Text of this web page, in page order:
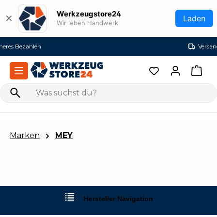
Zum Hauptinhalt springen
✕ Werkzeugstore24
Wir leben Handwerk Laden
Marken MEY
Hersteller Navigation